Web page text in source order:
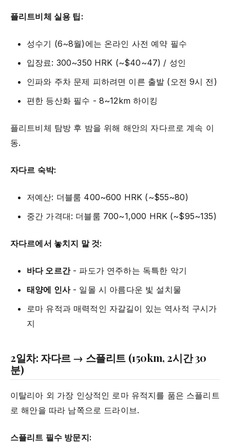
플리트비체 실용 팁:
성수기 (6~8월)에는 온라인 사전 예약 필수
입장료: 300~350 HRK (~$40~47) / 성인
인파와 주차 문제 피하려면 이른 출발 (오전 9시 전)
편한 등산화 필수 - 8~12km 하이킹
플리트비체 탐방 후 밤을 위해 해안의 자다르로 계속 이
동.
자다르 숙박:
저예산: 더블룸 400~600 HRK (~$55~80)
중간 가격대: 더블룸 700~1,000 HRK (~$95~135)
자다르에서 놓치지 말 것:
바다 오르간- 파도가 연주하는 독특한 악기
태양에 인사- 일몰 시 아름다운 빛 설치물
로마 유적과 매력적인 자갈길이 있는 역사적 구시가
지
2일차: 자다르 → 스플리트 (150km, 2시간 30
분)
이탈리아 외 가장 인상적인 로마 유적지를 품은 스플리트
로 해안을 따라 남쪽으로 드라이브.
스플리트 필수 방문지: